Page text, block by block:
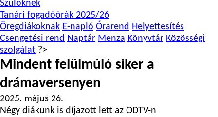
Szülőknek
Tanári fogadóórák 2025/26
Öregdiákoknak E-napló Órarend Helyettesítés
Csengetési rend Naptár Menza Könyvtár Közösségi
szolgálat ?>
Mindent felülmúló siker a
drámaversenyen
2025. május 26.
Négy diákunk is díjazott lett az ODTV-n